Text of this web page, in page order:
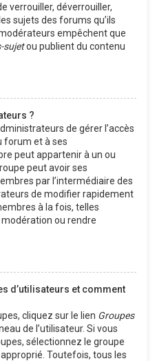
verrouiller, déverrouiller,
sujets des forums qu’ils
empêchent que
sujetou publient du contenu
?
de gérer l’accès
forum et à ses
peut appartenir à un ou
peut avoir ses
par l’intermédiaire des
de modifier rapidement
à la fois, telles
ou rendre
d’utilisateurs et comment
cliquez sur le lien Groupes
de l’utilisateur. Si vous
sélectionnez le groupe
Toutefois, tous les